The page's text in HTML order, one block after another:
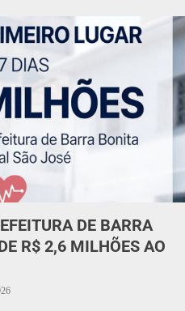
DE BARRA
R$ 2,6 MILHÕES AO